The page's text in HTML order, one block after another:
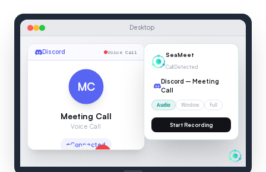
Desktop
Discord Voice Call
MC
Meeting Call
Voice Call
Connected
00:04
SEAMEET — LIVE TRANSCRIPTION
2 speakers 00:04